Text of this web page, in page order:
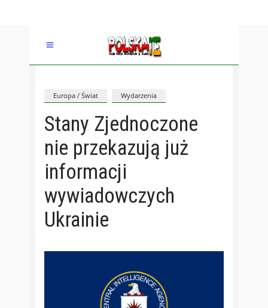
Europa / Świat Wydarzenia
Stany Zjednoczone
nie przekazują już
informacji
wywiadowczych
Ukrainie